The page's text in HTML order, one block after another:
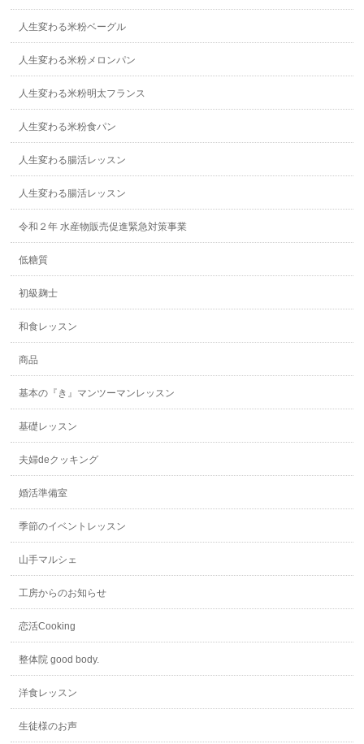
人生変わる米粉ベーグル
人生変わる米粉メロンパン
人生変わる米粉明太フランス
人生変わる米粉食パン
人生変わる腸活レッスン
人生変わる腸活レッスン
令和２年 水産物販売促進緊急対策事業
低糖質
初級麹士
和食レッスン
商品
基本の『き』マンツーマンレッスン
基礎レッスン
夫婦deクッキング
婚活準備室
季節のイベントレッスン
山手マルシェ
工房からのお知らせ
恋活Cooking
整体院 good body.
洋食レッスン
生徒様のお声